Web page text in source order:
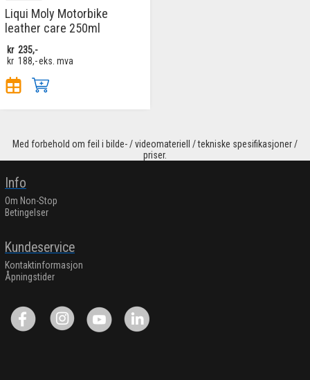
Liqui Moly Motorbike
leather care 250ml
kr 235,-
kr 188,-eks. mva
Med forbehold om feil i bilde- / videomateriell / tekniske spesifikasjoner /
priser.
Info
Om Non-Stop
Betingelser
Kundeservice
Kontaktinformasjon
Åpningstider